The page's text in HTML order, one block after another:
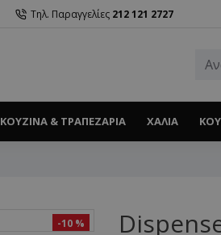
Τηλ. Παραγγελίες 212 121 2727
ΚΟΥΖΊΝΑ & ΤΡΑΠΕΖΑΡΊΑ ΧΑΛΙΆ
-10 %